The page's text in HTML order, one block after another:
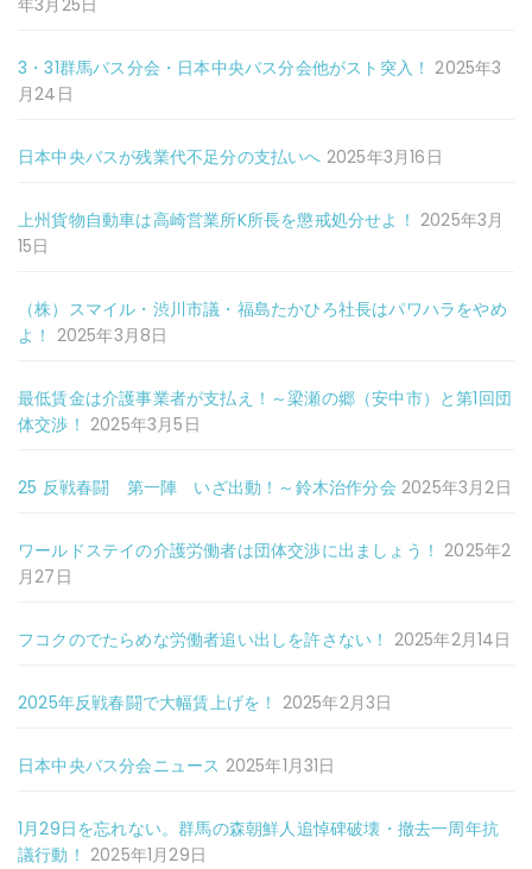
年3月25日
3・31群馬バス分会・日本中央バス分会他がスト突入！ 2025年3
月24日
日本中央バスが残業代不足分の支払いへ 2025年3月16日
上州貨物自動車は高崎営業所K所長を懲戒処分せよ！ 2025年3月
15日
（株）スマイル・渋川市議・福島たかひろ社長はパワハラをやめ
よ！ 2025年3月8日
最低賃金は介護事業者が支払え！～梁瀬の郷（安中市）と第1回団
体交渉！ 2025年3月5日
25 反戦春闘 第一陣 いざ出動！～鈴木治作分会 2025年3月2日
ワールドステイの介護労働者は団体交渉に出ましょう！ 2025年2
月27日
フコクのでたらめな労働者追い出しを許さない！ 2025年2月14日
2025年反戦春闘で大幅賃上げを！ 2025年2月3日
日本中央バス分会ニュース 2025年1月31日
1月29日を忘れない。群馬の森朝鮮人追悼碑破壊・撤去一周年抗
議行動！ 2025年1月29日